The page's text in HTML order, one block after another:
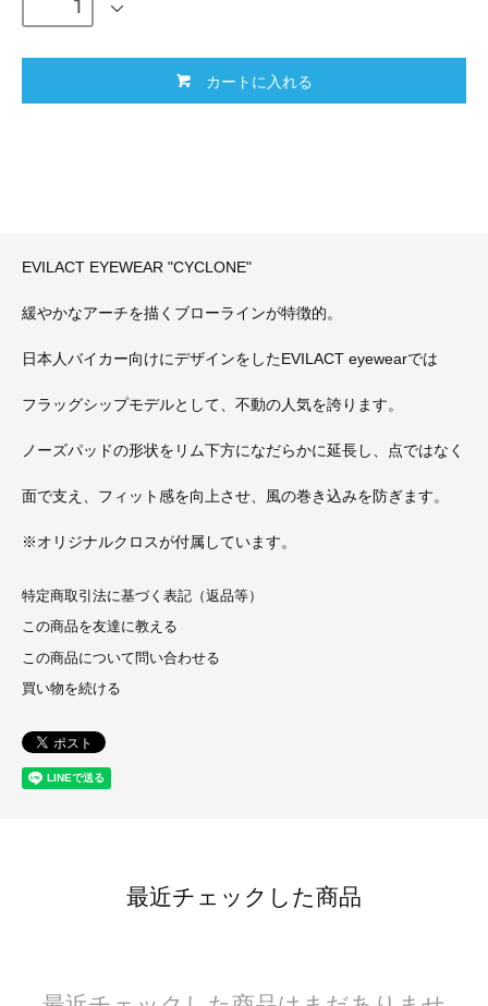
カートに入れる
EVILACT EYEWEAR "CYCLONE"
緩やかなアーチを描くブローラインが特徴的。
日本人バイカー向けにデザインをしたEVILACT eyewearでは
フラッグシップモデルとして、不動の人気を誇ります。
ノーズパッドの形状をリム下方になだらかに延長し、点ではなく
面で支え、フィット感を向上させ、風の巻き込みを防ぎます。
※オリジナルクロスが付属しています。
特定商取引法に基づく表記（返品等）
この商品を友達に教える
この商品について問い合わせる
買い物を続ける
最近チェックした商品